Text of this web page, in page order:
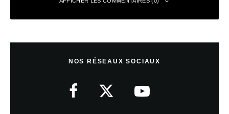
NOS RÉSEAUX SOCIAUX